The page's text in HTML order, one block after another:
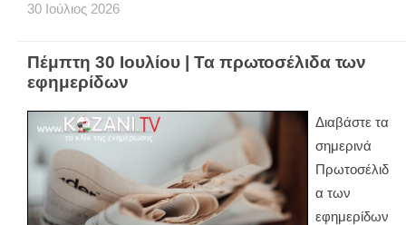
30 Ιούλιος 2026
Πέμπτη 30 Ιουλίου | Τα πρωτοσέλιδα των
εφημερίδων
Διαβάστε τα
σημερινά
Πρωτοσέλιδ
α των
εφημερίδων